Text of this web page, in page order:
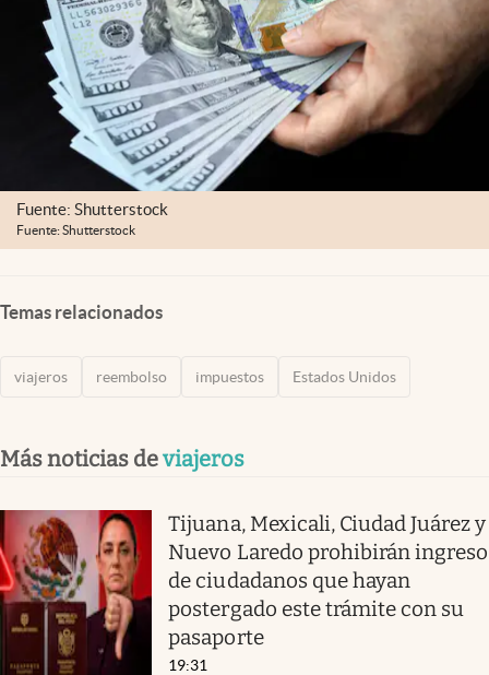
Fuente: Shutterstock
Fuente: Shutterstock
Temas relacionados
viajeros reembolso impuestos Estados Unidos
Más noticias deviajeros
Tijuana, Mexicali, Ciudad Juárez y
Nuevo Laredo prohibirán ingreso
de ciudadanos que hayan
postergado este trámite con su
pasaporte
19:31